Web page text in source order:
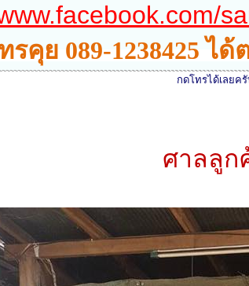
รคุย 089-1238425 ไ
กดโทรได้เลยครับ 089-
ศาลลูก